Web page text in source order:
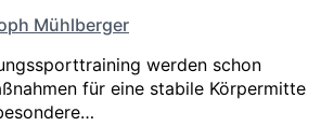
Mühlberger
werden schon
für eine stabile Körpermitte